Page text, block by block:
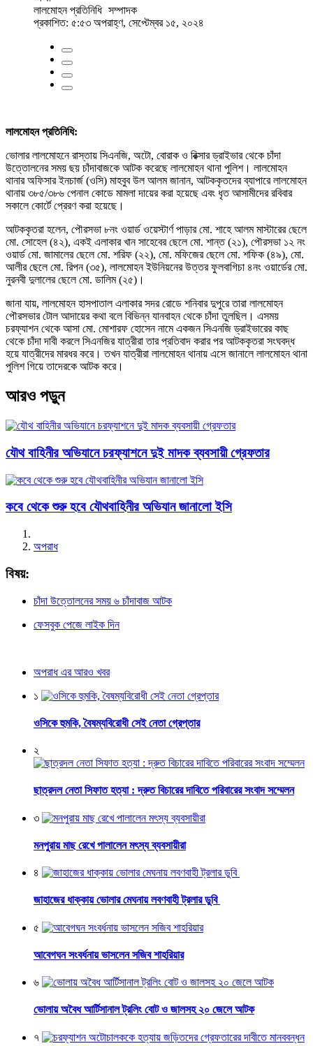
লালমোহন প্রতিনিধি সম্পাদক
প্রকাশিত: ৫:৫৩ অপরাহ্ণ, সেপ্টেম্বর ১৫, ২০২৪
লালমোহন প্রতিনিধি:
ভোলার লালমোহনে রাস্তায় সিএনজি, অটো, বোরাক ও রিক্সার ড্রাইভার থেকে চাঁদা
উত্তোলনের সময় ছয় চাঁদাবাজকে আটক করেছে লালমোহন থানা পুলিশ। লালমোহন
থানার অফিসার ইনচার্জ (ওসি) মাহবুব উল আলম জানান, আটককৃতদের ব্যাপারে লালমোহন
থানায় ৩৮৫/৩৮৬ পেনাল কোডে মামলা দায়ের করা হয়েছে এবং ধৃত আসামীদের রবিবার
সকালে কোর্টে প্রেরণ করা হয়েছে।
আটককৃতরা হলেন, পৌরসভা ৮নং ওয়ার্ড ওয়েস্টার্ণ পাড়ার মো. শাহে আলম মাস্টারের ছেলে
মো. সোহেল (৪২), একই এলাকার খান সাহেবের ছেলে মো. শান্ত (২১), পৌরসভা ১২ নং
ওয়ার্ড মো. জামালের ছেলে মো. শরিফ (২২), মো. মফিজের ছেলে মো. শফিক (৪৯), মো.
আলীর ছেলে মো. রিপন (৩৫), লালমোহন ইউনিয়নের উত্তর ফুলবাগিচা ৪নং ওয়ার্ডের মো.
নুরনবী দুলালের ছেলে মো. ডালিম (২৫)।
জানা যায়, লালমোহন হাসপাতাল এলাকার সদর রোডে শনিবার দুপুরে তারা লালমোহন
পৌরসভার টোল আদায়ের কথা বলে বিভিন্ন যানবাহন থেকে চাঁদা তুলছিল। এসময়
চরফ্যাশন থেকে আসা মো. মোশারফ হোসেন নামে একজন সিএনজি ড্রাইভারের কাছ
থেকে চাঁদা দাবী করলে সিএনজির যাত্রীরা তার প্রতিবাদ করার পর আটককৃতরা সংঘবদ্ধ
হয়ে যাত্রীদের মারধর করে। তখন যাত্রীরা লালমোহন থানায় এসে জানালে লালমোহন থানা
পুলিশ গিয়ে তাদেরকে আটক করে।
আরও পড়ুন
যৌথ বাহিনীর অভিযানে চরফ্যাশনে দুই মাদক ব্যবসায়ী গ্রেফতার
কবে থেকে শুরু হবে যৌথবাহিনীর অভিযান জানালো ইসি
অপরাধ
বিষয়:
চাঁদা উত্তোলনের সময় ৬ চাঁদাবাজ আটক
ফেসবুক পেজে লাইক দিন
অপরাধ এর আরও খবর
১
ওসিকে হুমকি, বৈষম্যবিরোধী সেই নেতা গ্রেপ্তার
২
ছাত্রদল নেতা সিফাত হত্যা : দ্রুত বিচারের দাবিতে পরিবারের সংবাদ সম্মেলন
৩
মনপুরায় মাছ রেখে পালালেন মৎস্য ব্যবসায়ীরা
৪
জাহাজের ধাক্কায় ভোলার মেঘনায় লবণবাহী ট্রলার ডুবি
৫
আবেগঘন সংবর্ধনায় ভাসলেন সজিব শাহরিয়ার
৬
ভোলায় অবৈধ আর্টিসানাল ট্রলিং বোট ও জালসহ ২০ জেলে আটক
৭